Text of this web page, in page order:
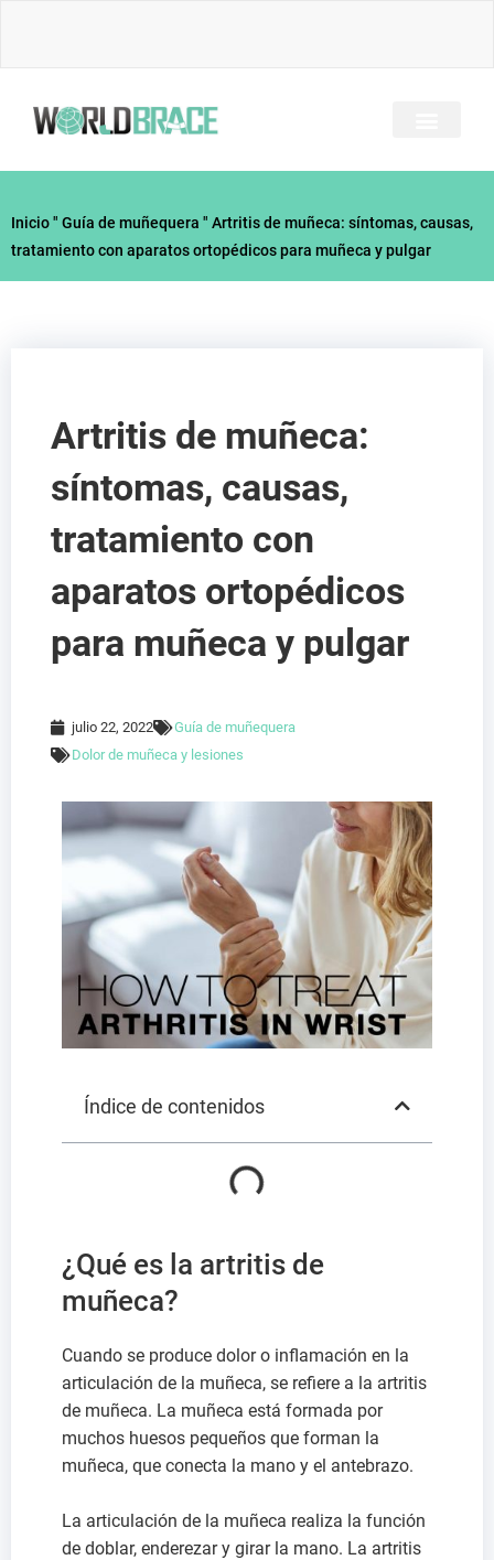
Inicio" Guía de muñequera " Artritis de muñeca: síntomas, causas,
tratamiento con aparatos ortopédicos para muñeca y pulgar
Artritis de muñeca:
síntomas, causas,
tratamiento con
aparatos ortopédicos
para muñeca y pulgar
julio 22, 2022
Guía de muñequera
Dolor de muñeca y lesiones
Índice de contenidos
¿Qué es la artritis de
muñeca?
Cuando se produce dolor o inflamación en la
articulación de la muñeca, se refiere a la artritis
de muñeca. La muñeca está formada por
muchos huesos pequeños que forman la
muñeca, que conecta la mano y el antebrazo.
La articulación de la muñeca realiza la función
de doblar, enderezar y girar la mano. La artritis